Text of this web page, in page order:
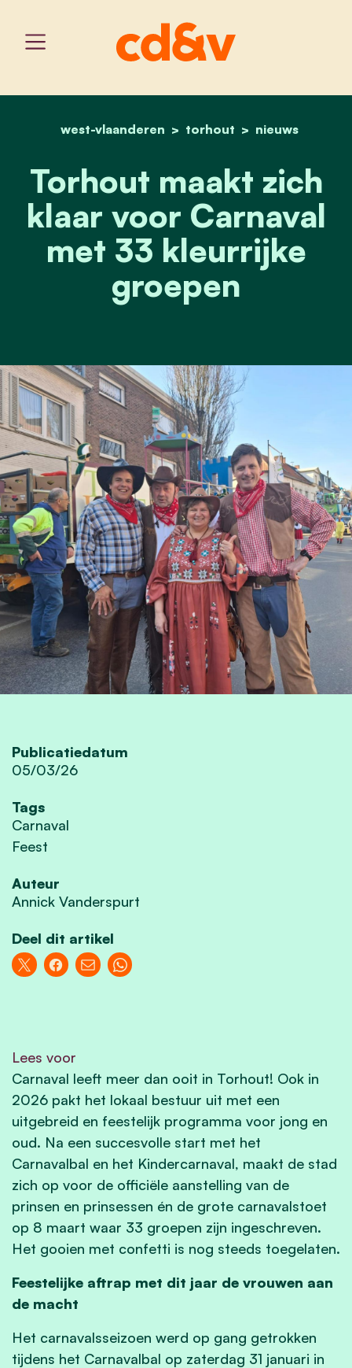
home
west-vlaanderen torhout nieuws
torhout maakt zich klaar
Torhout maakt zich
klaar voor Carnaval
met 33 kleurrijke
groepen
Publicatiedatum
05/03/26
Tags
Carnaval
Feest
Auteur
Annick Vanderspurt
Deel dit artikel
Lees voor
Carnaval leeft meer dan ooit in Torhout! Ook in
2026 pakt het lokaal bestuur uit met een
uitgebreid en feestelijk programma voor jong en
oud. Na een succesvolle start met het
Carnavalbal en het Kindercarnaval, maakt de stad
zich op voor de officiële aanstelling van de
prinsen en prinsessen én de grote carnavalstoet
op 8 maart waar 33 groepen zijn ingeschreven.
Het gooien met confetti is nog steeds toegelaten.
Feestelijke aftrap met dit jaar de vrouwen aan
de macht
Het carnavalsseizoen werd op gang getrokken
tijdens het Carnavalbal op zaterdag 31 januari in